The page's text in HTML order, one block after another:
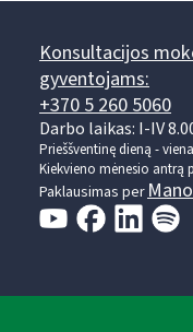
Konsultacijos
gyventojams:
+370 5 260 5060
Darbo laikas: I-IV
Prieššventinę dieną -
Kiekvieno mėnesio antrą
Paklausimas per